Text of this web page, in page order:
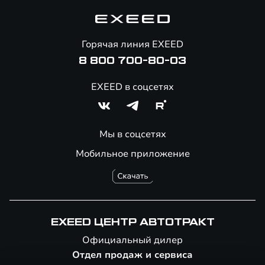
Помощь на дорогах
Мобильное приложение
Горячая линия EXEED
8 800 700-80-03
EXEED в соцсетях
Мы в соцсетях
EXEED ЦЕНТР АВТОТРАКТ
Официальный дилер
Отдел продаж и сервиса